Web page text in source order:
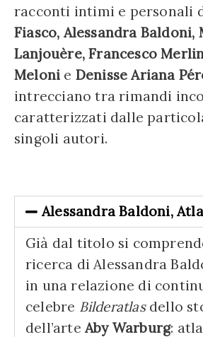
racconti intimi e personali
Fiasco, Alessandra Baldoni,
Lanjouère, Francesco
Meloni e Denisse Ariana
intrecciano tra rimandi
caratterizzati dalle
singoli autori.
Alessandra Baldoni,
Già dal titolo si
ricerca di Alessandra
in una relazione di
celebre Bilderatlasdello
dell’arte Aby Warburg: